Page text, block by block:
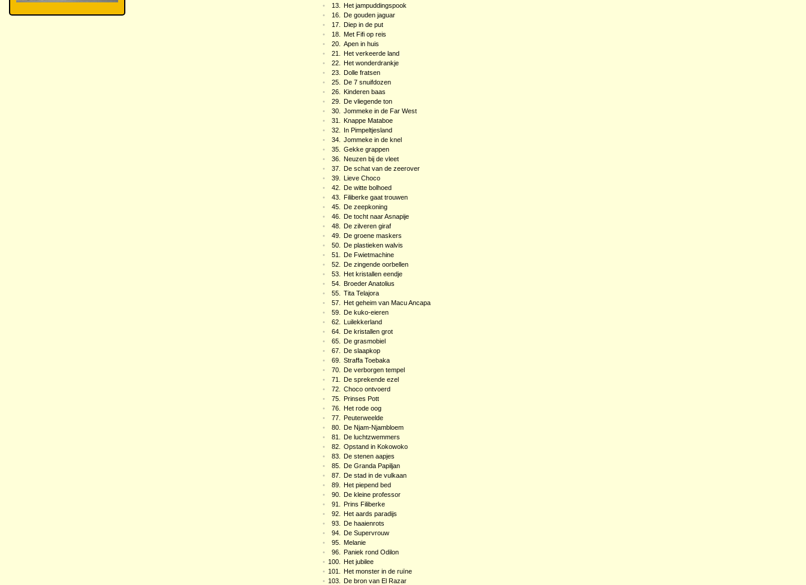
•
13.
Het jampuddingspook
•
16.
De gouden jaguar
•
17.
Diep in de put
•
18.
Met Fifi op reis
•
20.
Apen in huis
•
21.
Het verkeerde land
•
22.
Het wonderdrankje
•
23.
Dolle fratsen
•
25.
De 7 snuifdozen
•
26.
Kinderen baas
•
29.
De vliegende ton
•
30.
Jommeke in de Far West
•
31.
Knappe Mataboe
•
32.
In Pimpeltjesland
•
34.
Jommeke in de knel
•
35.
Gekke grappen
•
36.
Neuzen bij de vleet
•
37.
De schat van de zeerover
•
39.
Lieve Choco
•
42.
De witte bolhoed
•
43.
Filiberke gaat trouwen
•
45.
De zeepkoning
•
46.
De tocht naar Asnapije
•
48.
De zilveren giraf
•
49.
De groene maskers
•
50.
De plastieken walvis
•
51.
De Fwietmachine
•
52.
De zingende oorbellen
•
53.
Het kristallen eendje
•
54.
Broeder Anatolius
•
55.
Tita Telajora
•
57.
Het geheim van Macu Ancapa
•
59.
De kuko-eieren
•
62.
Luilekkerland
•
64.
De kristallen grot
•
65.
De grasmobiel
•
67.
De slaapkop
•
69.
Straffa Toebaka
•
70.
De verborgen tempel
•
71.
De sprekende ezel
•
72.
Choco ontvoerd
•
75.
Prinses Pott
•
76.
Het rode oog
•
77.
Peuterweelde
•
80.
De Njam-Njambloem
•
81.
De luchtzwemmers
•
82.
Opstand in Kokowoko
•
83.
De stenen aapjes
•
85.
De Granda Papiljan
•
87.
De stad in de vulkaan
•
89.
Het piepend bed
•
90.
De kleine professor
•
91.
Prins Filiberke
•
92.
Het aards paradijs
•
93.
De haaienrots
•
94.
De Supervrouw
•
95.
Melanie
•
96.
Paniek rond Odilon
• 100.
Het jubilee
• 101.
Het monster in de ruïne
• 103.
De bron van El Razar